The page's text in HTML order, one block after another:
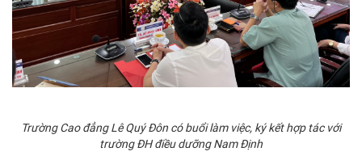
Trường Cao đẳng Lê Quý Đôn có buổi làm việc, ký kết hợp tác với
trường ĐH điều dưỡng Nam Định